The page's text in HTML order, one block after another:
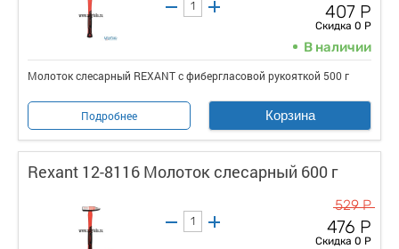
407 Р
Скидка 0 Р
В наличии
Молоток слесарный REXANT с фибергласовой рукояткой 500 г
Подробнее Корзина
Rexant 12-8116 Молоток слесарный 600 г
529 Р
476 Р
Скидка 0 Р